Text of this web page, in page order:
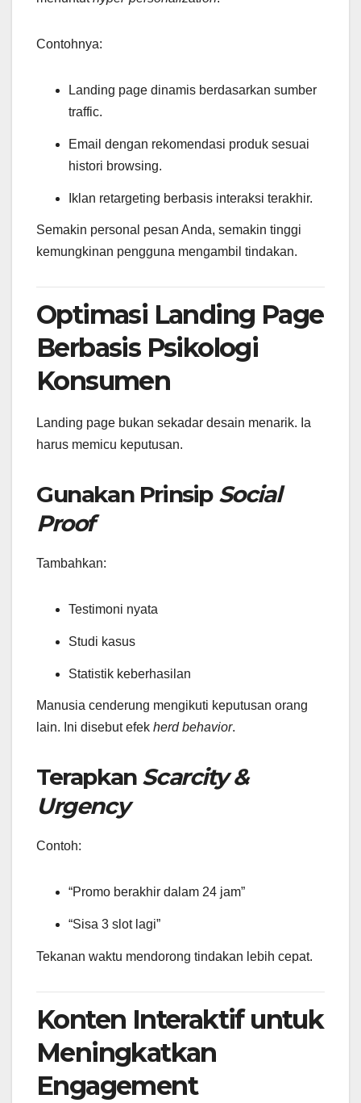
Contohnya:
Landing page dinamis berdasarkan sumber
traffic.
Email dengan rekomendasi produk sesuai
histori browsing.
Iklan retargeting berbasis interaksi terakhir.
Semakin personal pesan Anda, semakin tinggi
kemungkinan pengguna mengambil tindakan.
Optimasi Landing Page
Berbasis Psikologi
Konsumen
Landing page bukan sekadar desain menarik. Ia
harus memicu keputusan.
Gunakan Prinsip Social
Proof
Tambahkan:
Testimoni nyata
Studi kasus
Statistik keberhasilan
Manusia cenderung mengikuti keputusan orang
lain. Ini disebut efek herd behavior.
Terapkan Scarcity &
Urgency
Contoh:
“Promo berakhir dalam 24 jam”
“Sisa 3 slot lagi”
Tekanan waktu mendorong tindakan lebih cepat.
Konten Interaktif untuk
Meningkatkan
Engagement